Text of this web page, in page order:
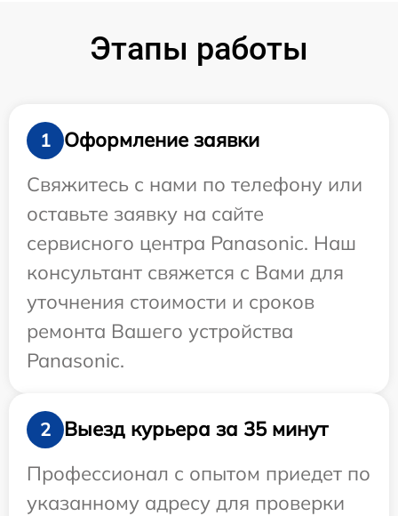
Этапы работы
1
Оформление заявки
Свяжитесь с нами по телефону или
оставьте заявку на сайте
сервисного центра Panasonic. Наш
консультант свяжется с Вами для
уточнения стоимости и сроков
ремонта Вашего устройства
Panasonic.
2
Выезд курьера за 35 минут
Профессионал с опытом приедет по
указанному адресу для проверки